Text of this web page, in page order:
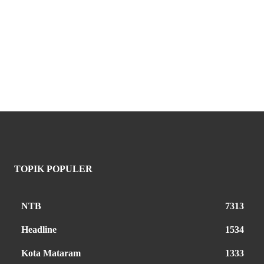
TOPIK POPULER
NTB 7313
Headline 1534
Kota Mataram 1333